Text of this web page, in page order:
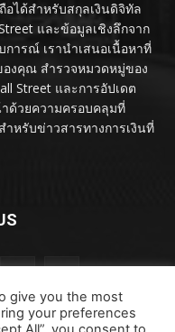
ได้สำหรับสกุลเงินดิจิทัล
และข้อมูลเชิงลึกจาก
ารณ์ เรานำเสนอเนื้อหาที่
งคุณ สำรวจหมวดหมู่ของ
Street และการอัปเดต
ด้วยความครอบคลุมที่
ำหรับข่าวสารทางการเงินที่
give you the most
your preferences